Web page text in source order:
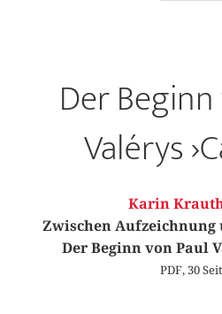
Der
Valérys
Karin
Zwischen
Der Beginn von Paul
PDF, 30